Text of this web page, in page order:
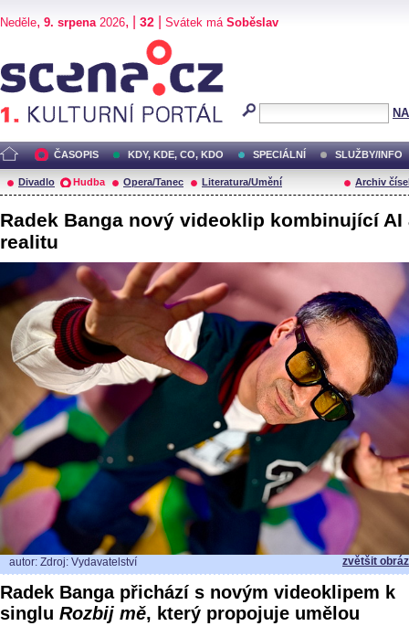
Neděle, 9. srpena2026, | 32 Svátek má Soběslav
ČASOPIS KDY, KDE, CO, KDO SPECIÁLNÍ SLUŽBY/INFO
Divadlo Hudba Opera/Tanec Literatura/Umění Archiv
Radek Banga nový videoklip kombinující AI
realitu
autor: Zdroj: Vydavatelství zvětšit
Radek Banga přichází s novým videoklipem k
singlu Rozbij mě, který propojuje umělou